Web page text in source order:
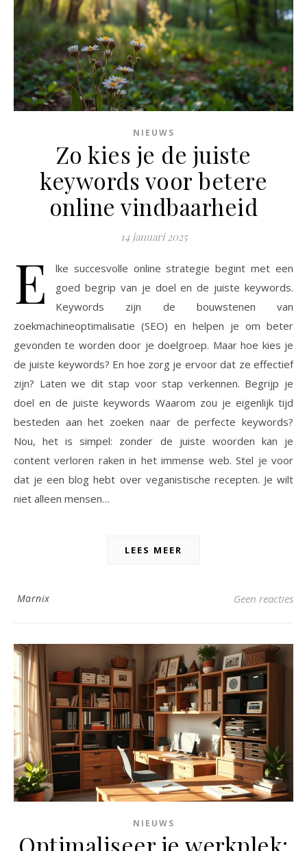
NIEUWS
Zo kies je de juiste
keywords voor betere
online vindbaarheid
14 januari 2025
E
lke succesvolle online strategie begint met een
goed begrip van je doel en de juiste keywords.
Keywords zijn de bouwstenen van
zoekmachineoptimalisatie (SEO) en helpen je om beter
gevonden te worden door je doelgroep. Maar hoe kies je
de juiste keywords? En hoe zorg je ervoor dat ze effectief
zijn? Laten we dit stap voor stap verkennen. Begrijp je
doel en de juiste keywords Waarom zou je eigenlijk tijd
besteden aan het zoeken naar de perfecte keywords?
Nou, het is simpel: zonder de juiste woorden kan je
content verloren raken in het immense web. Stel je voor
dat je een blog hebt over veganistische recepten. Je wilt
niet alleen mensen…
LEES MEER
Marnix Geen reacties
NIEUWS
Optimaliseer je werkplek: